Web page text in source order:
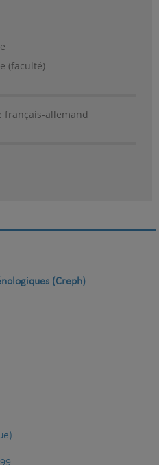
(faculté)
français-allemand
(Creph)